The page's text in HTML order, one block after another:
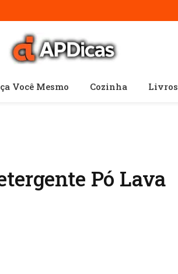
Você Mesmo Cozinha Livros
Pó Lava